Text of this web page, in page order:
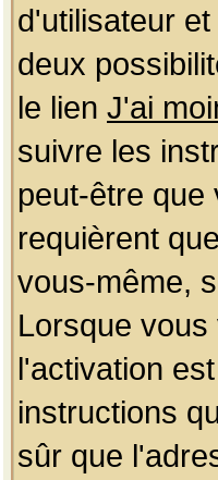
d'utilisateur
deux
le lien J'ai
suivre les
peut-être que
requièrent
vous-même,
Lorsque
l'activation
instructions
sûr que